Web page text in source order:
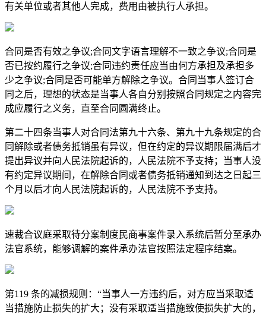
有关单位或者其他人完成，费用由被执行人承担。
合同是否有效之争议;合同文字语言理解不一致之争议;合同是
否已按约履行之争议;合同违约责任应当由何方承担及承担多
少之争议;合同是否可能单方解除之争议。合同当事人签订合
同之后，理想的状态是当事人各自分别按照合同规定之内容完
成应履行之义务，直至合同圆满终止。
第二十四条当事人对合同法第九十六条、第九十九条规定的合
同解除或者债务抵销虽有异议，但在约定的异议期限届满后才
提出异议并向人民法院起诉的，人民法院不予支持；当事人没
有约定异议期间，在解除合同或者债务抵销通知到达之日起三
个月以后才向人民法院起诉的，人民法院不予支持。
速裁合议庭采取待分案制度民商事案件录入系统后暂分至承办
法官系统，能够调解的案件承办法官按照法定程序结案。
第119 条的减损规则：“当事人一方违约后，对方应当采取适
当措施防止损失的扩大；没有采取适当措施致使损失扩大的，